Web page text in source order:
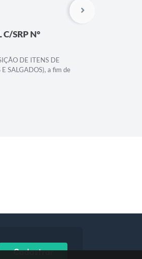
C/SRP N°
DE ITENS DE
SALGADOS), a fim de
Cadastrar